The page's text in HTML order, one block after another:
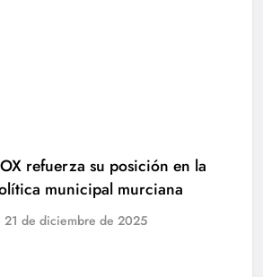
refuerza su posición en la
municipal murciana
21 de diciembre de 2025